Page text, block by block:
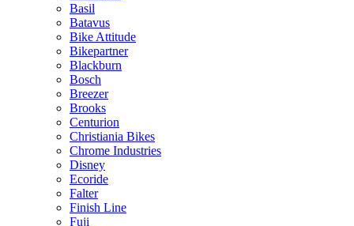
Basil
Batavus
Bike Attitude
Bikepartner
Blackburn
Bosch
Breezer
Brooks
Centurion
Christiania Bikes
Chrome Industries
Disney
Ecoride
Falter
Finish Line
Fuji